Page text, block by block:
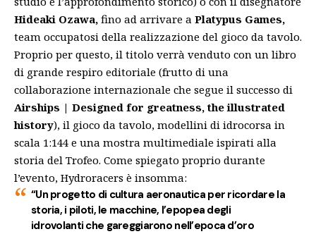
Hideaki Ozawa, fino ad arrivare a Platypus Games,
team occupatosi della realizzazione del gioco da tavolo.
Proprio per questo, il titolo verrà venduto con un libro
di grande respiro editoriale (frutto di una
collaborazione internazionale che segue il successo di
Airships | Designed for greatness, the illustrated
history), il gioco da tavolo, modellini di idrocorsa in
scala 1:144 e una mostra multimediale ispirati alla
storia del Trofeo. Come spiegato proprio durante
l’evento, Hydroracers è insomma:
“Un progetto di cultura aeronautica per ricordare la
storia, i piloti, le macchine, l’epopea degli
idrovolanti che gareggiarono nell’epoca d’oro